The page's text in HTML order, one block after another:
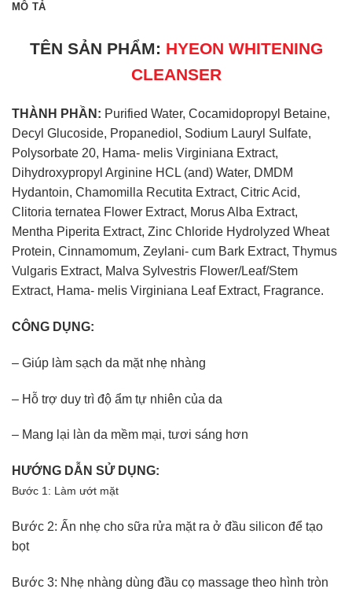
MÔ TẢ
TÊN SẢN PHẨM: HYEON WHITENING
CLEANSER
THÀNH PHẦN: Purified Water, Cocamidopropyl Betaine,
Decyl Glucoside, Propanediol, Sodium Lauryl Sulfate,
Polysorbate 20, Hama- melis Virginiana Extract,
Dihydroxypropyl Arginine HCL (and) Water, DMDM
Hydantoin, Chamomilla Recutita Extract, Citric Acid,
Clitoria ternatea Flower Extract, Morus Alba Extract,
Mentha Piperita Extract, Zinc Chloride Hydrolyzed Wheat
Protein, Cinnamomum, Zeylani- cum Bark Extract, Thymus
Vulgaris Extract, Malva Sylvestris Flower/Leaf/Stem
Extract, Hama- melis Virginiana Leaf Extract, Fragrance.
CÔNG DỤNG:
– Giúp làm sạch da mặt nhẹ nhàng
– Hỗ trợ duy trì độ ẩm tự nhiên của da
– Mang lại làn da mềm mại, tươi sáng hơn
HƯỚNG DẪN SỬ DỤNG:
Bước 1: Làm ướt mặt
Bước 2: Ấn nhẹ cho sữa rửa mặt ra ở đầu silicon để tạo
bọt
Bước 3: Nhẹ nhàng dùng đầu cọ massage theo hình tròn